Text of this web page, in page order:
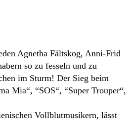
Agnetha Fältskog, Anni-Frid
so zu fesseln und zu
im Sturm! Der Sieg beim
Mia“, “SOS“, “Super Trouper“,
Vollblutmusikern, lässt